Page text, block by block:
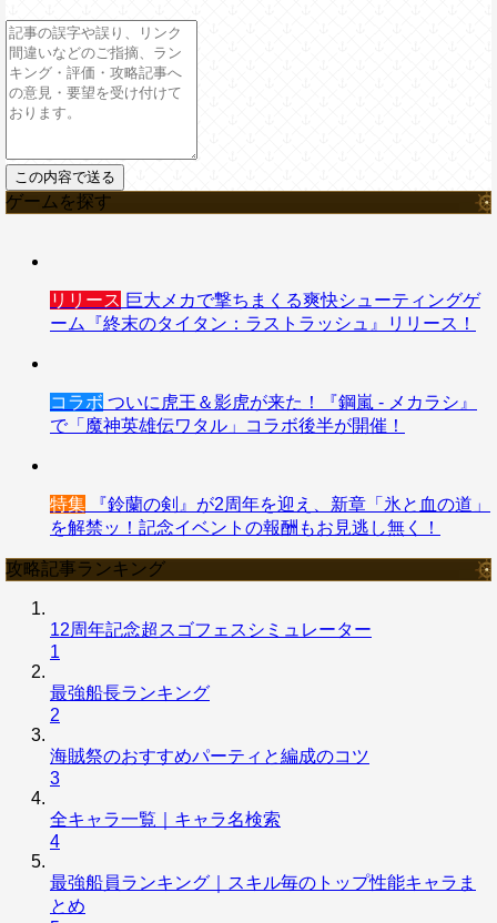
ゲームを探す
リリース 巨大メカで撃ちまくる爽快シューティングゲ
ーム『終末のタイタン：ラストラッシュ』リリース！
コラボ ついに虎王＆影虎が来た！『鋼嵐 - メカラシ』
で「魔神英雄伝ワタル」コラボ後半が開催！
特集 『鈴蘭の剣』が2周年を迎え、新章「氷と血の道」
を解禁ッ！記念イベントの報酬もお見逃し無く！
攻略記事ランキング
12周年記念超スゴフェスシミュレーター
1
最強船長ランキング
2
海賊祭のおすすめパーティと編成のコツ
3
全キャラ一覧｜キャラ名検索
4
最強船員ランキング｜スキル毎のトップ性能キャラま
とめ